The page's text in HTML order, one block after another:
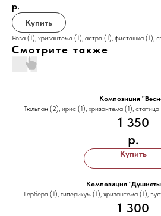
р.
Купить
Роза (1), хризантема (1), астра (1), фисташка (1),
Смотрите также
Композиция
Тюльпан (2), ирис (1), хризантема (1),
1 350
р.
Купить
Композиция
Гербера (1), гиперикум (1), хризантема (1),
1 300